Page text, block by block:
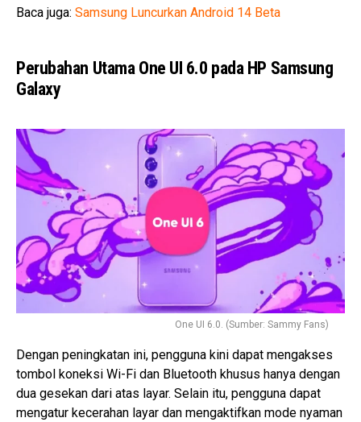
Baca juga: Samsung Luncurkan Android 14 Beta
Perubahan Utama One UI 6.0 pada HP Samsung
Galaxy
One UI 6.0. (Sumber: Sammy Fans)
Dengan peningkatan ini, pengguna kini dapat mengakses
tombol koneksi Wi-Fi dan Bluetooth khusus hanya dengan
dua gesekan dari atas layar. Selain itu, pengguna dapat
mengatur kecerahan layar dan mengaktifkan mode nyaman